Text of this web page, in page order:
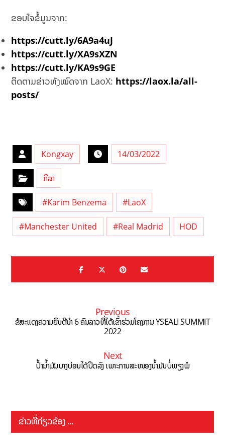
ຂອບໃຈຂໍ້ມູນຈາກ:
https://cutt.ly/6A9a4uJ
https://cutt.ly/XA9sXZN
https://cutt.ly/KA9s9GE
ຕິດຕາມຂ່າວທັງໝົດຈາກ LaoX: https://laox.la/all-
posts/
Kongxay 14/03/2022
ກິລາ
#Karim Benzema #LaoX
#Manchester United #Real Madrid HOD
Previous
ຂໍສະແດງຄວາມຍິນດີນຳ 6 ຄົນລາວທີ່ໄດ້ເຂົ້າຮ່ວມໂຄງການ YSEALI SUMMIT
2022
Next
ປ້ຳນ້ຳມັນບາງບ່ອນໄດ້ປິດລົງ ເພາະການສະໜອງນ້ຳມັນບໍ່ພຽງພໍ
ຂ່າວທີ່ກ່ຽວຂ້ອງ ...